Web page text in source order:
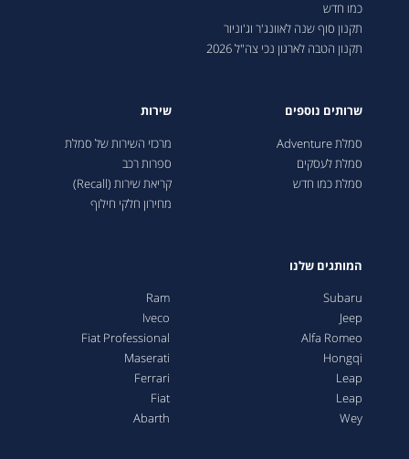
כמו חדש
תקנון סוף שנה לאוונג'ר וג'וניור
תקנון הטבה לארגון נכי צה"ל 2026
שרותים נוספים
סמלת Adventure
סמלת לעסקים
סמלת כמו חדש
שירות
מרכזי השירות של סמלת
ספרות רכב
קריאת שירות (Recall)
מחירון חלקי חילוף
המותגים שלנו
Subaru
Jeep
Alfa Romeo
Hongqi
Leap
Leap
Wey
Ram
Iveco
Fiat Professional
Maserati
Ferrari
Fiat
Abarth